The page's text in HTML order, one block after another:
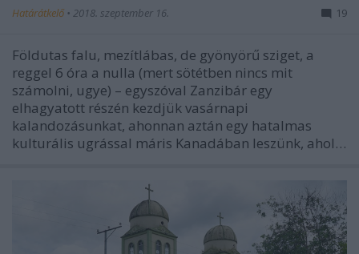
Határátkelő • 2018. szeptember 16. 19
Földutas falu, mezítlábas, de gyönyörű sziget, a
reggel 6 óra a nulla (mert sötétben nincs mit
számolni, ugye) – egyszóval Zanzibár egy
elhagyatott részén kezdjük vasárnapi
kalandozásunkat, ahonnan aztán egy hatalmas
kulturális ugrással máris Kanadában leszünk, ahol…